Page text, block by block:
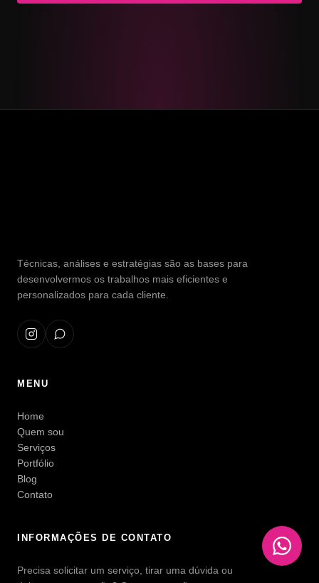
Técnicas, análises e estratégias são as bases para
desenvolvermos os trabalhos mais eficientes e
personalizados para cada cliente.
MENU
Home
Quem sou
Serviços
Portfólio
Blog
Contato
INFORMAÇÕES DE CONTATO
Precisa solicitar um serviço, tirar uma dúvida ou